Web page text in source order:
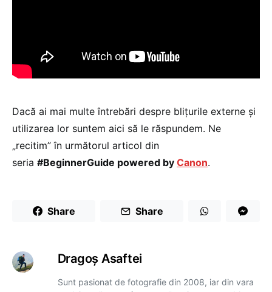
Dacă ai mai multe întrebări despre blițurile externe și
utilizarea lor suntem aici să le răspundem. Ne
„recitim” în următorul articol din
seria #BeginnerGuide powered by Canon.
Share Share
Dragoş Asaftei
Sunt pasionat de fotografie din 2008, iar din vara